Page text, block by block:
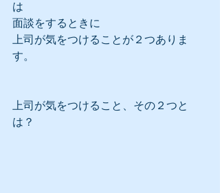
は
面談をするときに
上司が気をつけることが２つありま
す。
上司が気をつけること、その２つと
は？